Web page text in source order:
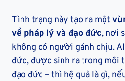
Tình trạng này tạo ra một
về pháp lý và đạo đức, nơi
không có người gánh chịu.
đức, được sinh ra trong môi
đạo đức – thì hệ quả là gì,